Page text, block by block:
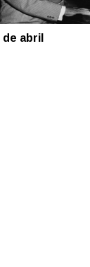
de abril